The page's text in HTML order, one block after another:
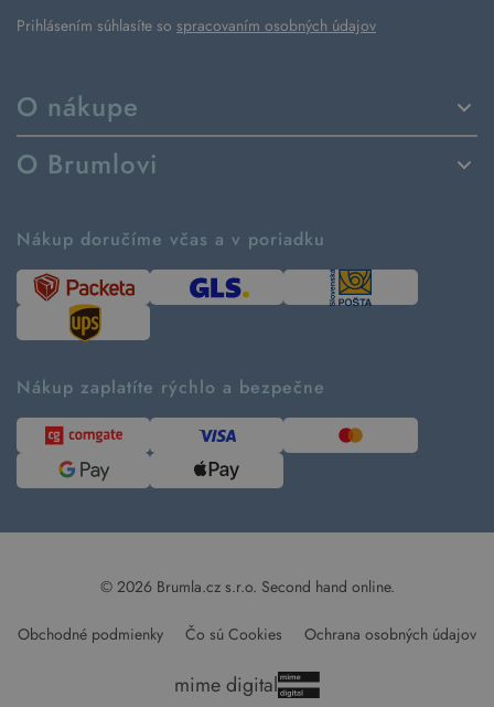
O nákupe
Spôsoby dodania a platby
Vrátenie tovaru a reklamácia
Návod ako nakupovať
Tabuľka veľkostí
Predávané značky
Kontakt
O Brumlovi
Ako tvoríme second hand
Časté otázky
Kde pomáhame
Udržateľnosť
Blog
Pre médiá
Prihlásením súhlasíte so spracovaním osobných údajov
Nákup doručíme včas a v poriadku
Nákup zaplatíte rýchlo a bezpečne
© 2026 Brumla.cz s.r.o. Second hand online.
Obchodné podmienky Čo sú Cookies Ochrana osobných údajov
mime digital